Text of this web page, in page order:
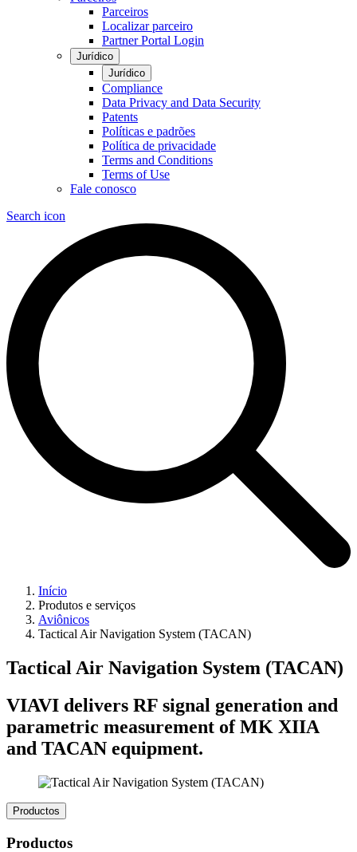
Parceiros
Localizar parceiro
Partner Portal Login
Jurídico
Jurídico
Compliance
Data Privacy and Data Security
Patents
Políticas e padrões
Política de privacidade
Terms and Conditions
Terms of Use
Fale conosco
Search icon
Início
Produtos e serviços
Aviônicos
Tactical Air Navigation System (TACAN)
Tactical Air Navigation System (TACAN)
VIAVI delivers RF signal generation and
parametric measurement of MK XIIA
and TACAN equipment.
Productos
Productos